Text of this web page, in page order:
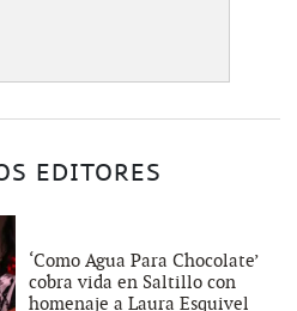
EDITORES
‘Como Agua Para Chocolate’
cobra vida en Saltillo con
homenaje a Laura Esquivel